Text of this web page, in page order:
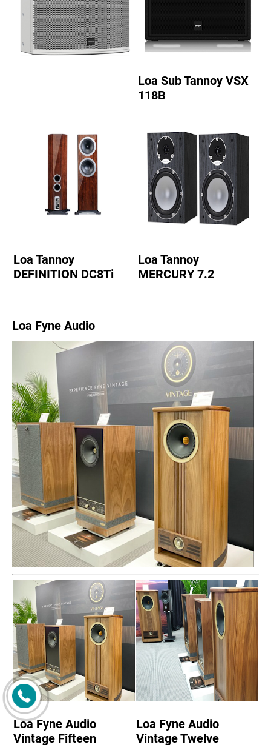
Loa Sub Tannoy VSX
118B
Loa Tannoy
DEFINITION DC8Ti
Loa Tannoy
MERCURY 7.2
Loa Fyne Audio
Loa Fyne Audio
Vintage Fifteen
Loa Fyne Audio
Vintage Twelve